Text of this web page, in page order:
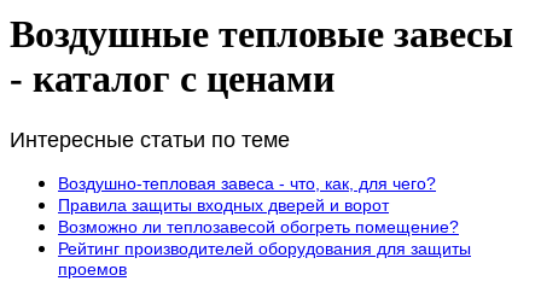
Воздушные тепловые завесы
- каталог с ценами
Интересные статьи по теме
Воздушно-тепловая завеса - что, как, для чего?
Правила защиты входных дверей и ворот
Возможно ли теплозавесой обогреть помещение?
Рейтинг производителей оборудования для защиты
проемов